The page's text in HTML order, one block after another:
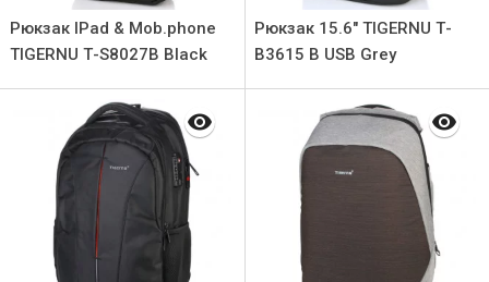
Рюкзак IPad & Mob.phone
TIGERNU Т-S8027B Black
Рюкзак 15.6" TIGERNU Т-
В3615 B USB Grey